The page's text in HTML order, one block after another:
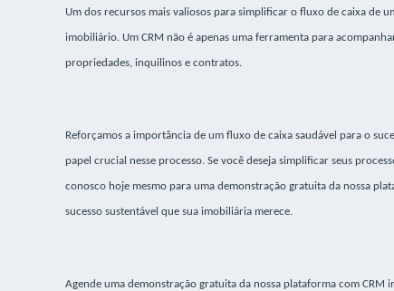
Um dos recursos mais valiosos para simplificar o fluxo de caixa de
imobiliário. Um CRM não é apenas uma ferramenta para
propriedades, inquilinos e contratos.
Reforçamos a importância de um fluxo de caixa saudável para o
papel crucial nesse processo. Se você deseja simplificar seus
conosco hoje mesmo para uma demonstração gratuita da nossa
sucesso sustentável que sua imobiliária merece.
Agende uma demonstração gratuita da nossa plataforma com